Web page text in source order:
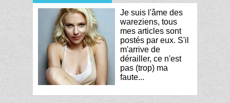
Je suis l'âme des
wareziens, tous
mes articles sont
postés par eux. S'il
m'arrive de
dérailler, ce n'est
pas (trop) ma
faute...